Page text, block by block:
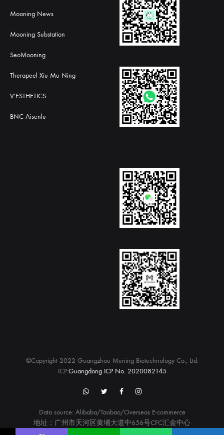
Mooning News
Mooning Substation
SeoMooning
Therapeel Xiu Mu Ning
V'ESTHETICS
BNC Aisenlu
Data source: Alibaba/Taobao/Overseas E-commerce
地址：广州市天河区黄埔大道中656号CFC汇金中心
©Copyright 2022 Guangzhou Muning Biotechnology Co., Ltd.
ICP:Guangdong ICP No. 2020082145
WhatsApptwitterFacebookInstagram